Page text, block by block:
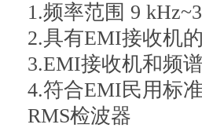
1.频率范围 9
2.具有EMI接收机
3.EMI接收机和频
4.符合EMI民用标
RMS检波器